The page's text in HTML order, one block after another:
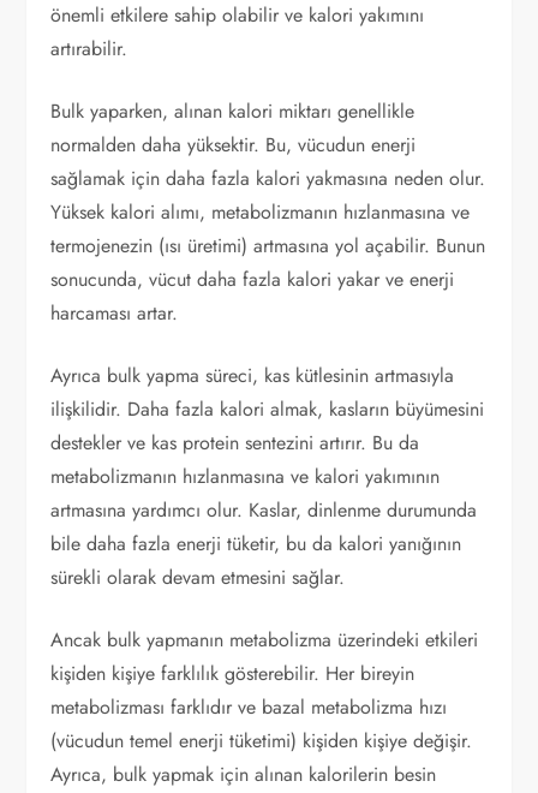
önemli etkilere sahip olabilir ve kalori yakımını
artırabilir.
Bulk yaparken, alınan kalori miktarı genellikle
normalden daha yüksektir. Bu, vücudun enerji
sağlamak için daha fazla kalori yakmasına neden olur.
Yüksek kalori alımı, metabolizmanın hızlanmasına ve
termojenezin (ısı üretimi) artmasına yol açabilir. Bunun
sonucunda, vücut daha fazla kalori yakar ve enerji
harcaması artar.
Ayrıca bulk yapma süreci, kas kütlesinin artmasıyla
ilişkilidir. Daha fazla kalori almak, kasların büyümesini
destekler ve kas protein sentezini artırır. Bu da
metabolizmanın hızlanmasına ve kalori yakımının
artmasına yardımcı olur. Kaslar, dinlenme durumunda
bile daha fazla enerji tüketir, bu da kalori yanığının
sürekli olarak devam etmesini sağlar.
Ancak bulk yapmanın metabolizma üzerindeki etkileri
kişiden kişiye farklılık gösterebilir. Her bireyin
metabolizması farklıdır ve bazal metabolizma hızı
(vücudun temel enerji tüketimi) kişiden kişiye değişir.
Ayrıca, bulk yapmak için alınan kalorilerin besin